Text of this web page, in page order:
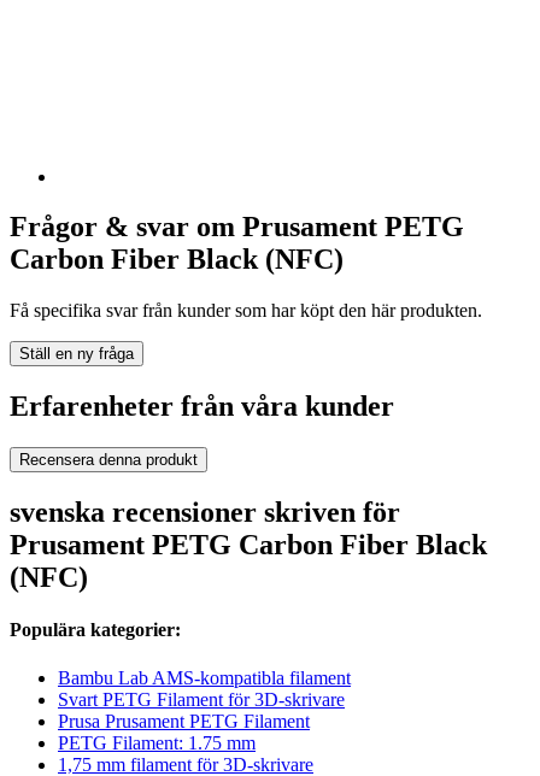
Frågor & svar om Prusament PETG
Carbon Fiber Black (NFC)
Få specifika svar från kunder som har köpt den här produkten.
Ställ en ny fråga
Erfarenheter från våra kunder
Recensera denna produkt
svenska recensioner skriven för
Prusament PETG Carbon Fiber Black
(NFC)
Populära kategorier:
Bambu Lab AMS-kompatibla filament
Svart PETG Filament för 3D-skrivare
Prusa Prusament PETG Filament
PETG Filament: 1.75 mm
1,75 mm filament för 3D-skrivare